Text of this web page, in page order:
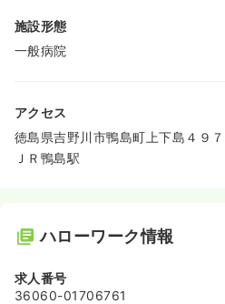
施設形態
一般病院
アクセス
徳島県吉野川市鴨島町上下島４９
ＪＲ鴨島駅
ハローワーク情報
求人番号
36060-01706761